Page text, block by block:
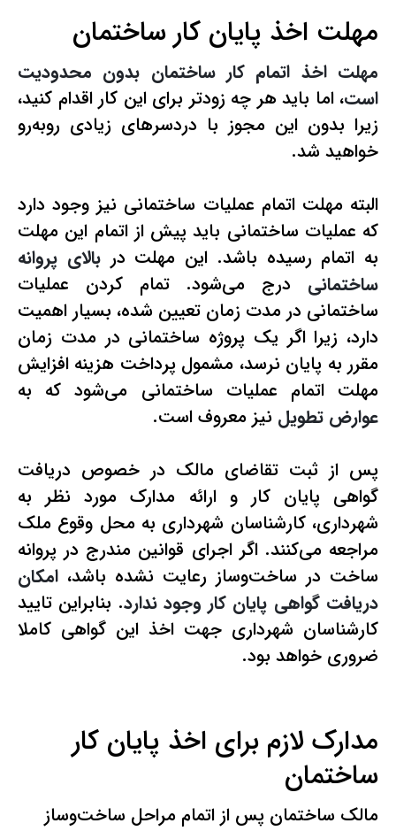
مهلت اخذ پایان کار ساختمان
مهلت اخذ اتمام کار ساختمان بدون محدودیت
است، اما باید هر چه زودتر برای این کار اقدام کنید،
زیرا بدون این مجوز با دردسرهای زیادی روبه‌رو
خواهید شد.
البته مهلت اتمام عملیات ساختمانی نیز وجود دارد
که عملیات ساختمانی باید پیش از اتمام این مهلت
به اتمام رسیده باشد. این مهلت دربالای پروانه
ساختمانی درج می‌شود. تمام کردن عملیات
ساختمانی در مدت زمان تعیین شده، بسیار اهمیت
دارد، زیرا اگر یک پروژه ساختمانی در مدت زمان
مقرر به پایان نرسد، مشمول پرداخت هزینه افزایش
مهلت اتمام عملیات ساختمانی می‌شود که به
عوارض تطویل نیز معروف است.
پس از ثبت تقاضای مالک در خصوص دریافت
گواهی پایان کار و ارائه مدارک مورد نظر به
شهرداری، کارشناسان شهرداری به محل وقوع ملک
مراجعه می‌کنند. اگر اجرای قوانین مندرج در پروانه
ساخت در ساخت‌وساز رعایت نشده باشد، امکان
دریافت گواهی پایان کار وجود ندارد. بنابراین تایید
کارشناسان شهرداری جهت اخذ این گواهی کاملا
ضروری خواهد بود.
مدارک لازم برای اخذ پایان کار
ساختمان
مالک ساختمان پس از اتمام مراحل ساخت‌وساز